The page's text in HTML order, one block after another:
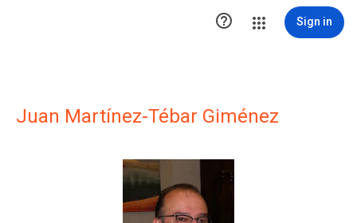
 Sign in
Juan Martínez-Tébar Giménez